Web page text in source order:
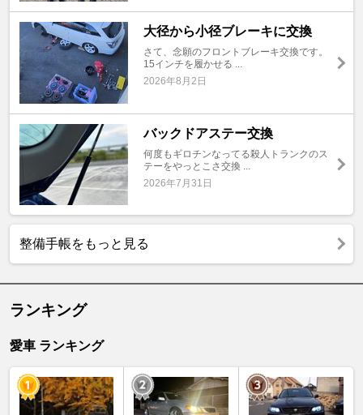
大径から小径ブレーキに交換
さて、念願のフロントブレーキ交換です。
15インチを履かせる ...
2026年8月2日
バックドアステー交換
何度もギロチンなってる殺人トランクのス
テーをやっとこさ交換 ...
2026年7月31日
整備手帳をもっと見る
ランキング
愛車 ランキング